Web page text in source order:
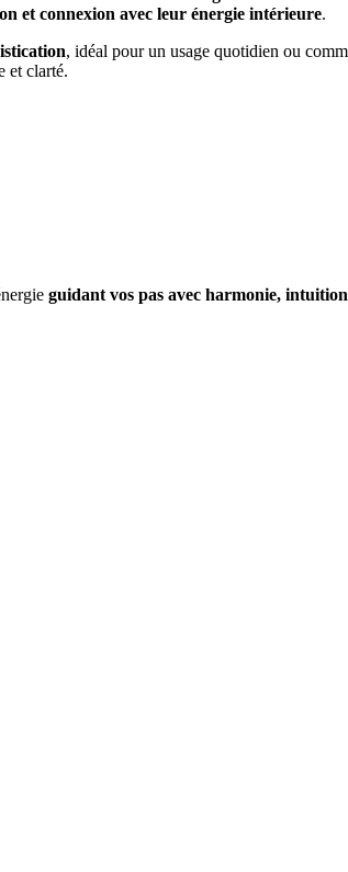
et connexion avec leur énergie intérieure.
, idéal pour un usage quotidien ou
et clarté.
guidant vos pas avec harmonie,